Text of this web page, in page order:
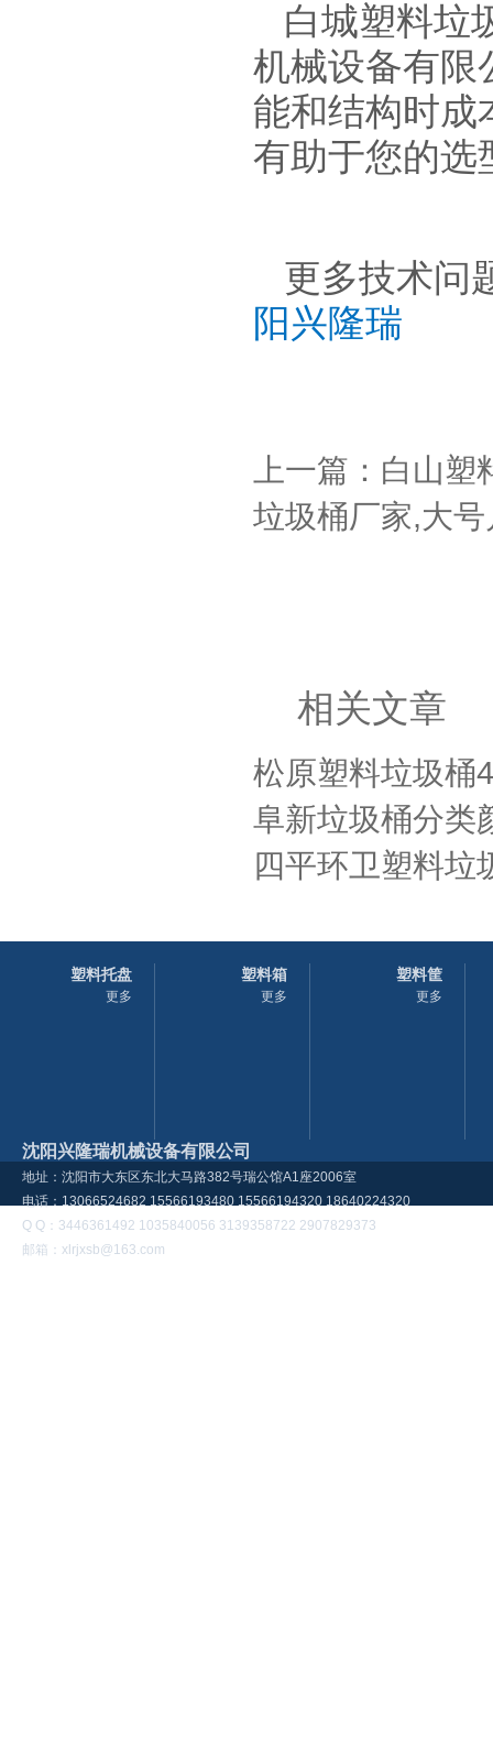
白城塑料垃
机械设备有限
能和结构时成
有助于您的选
更多技术问
阳兴隆瑞
上一篇：白山
垃圾桶厂家,大
相关文章
松原塑料垃圾桶
阜新垃圾桶分类
四平环卫塑料垃
塑料托盘
更多
塑料箱
更多
塑料筐
更多
沈阳兴隆瑞机械设备有限公司
地址：沈阳市大东区东北大马路382号瑞公馆A1座2006室
电话：13066524682 15566193480 15566194320 18640224320
Q Q：3446361492 1035840056 3139358722 2907829373
邮箱：xlrjxsb@163.com